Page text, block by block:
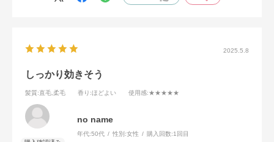
2025.5.8
しっかり効きそう
髪質:直毛,柔毛 香り :ほどよい 使用感:★★★★★
no name
年代:50代 性別:女性 購入回数:1回目